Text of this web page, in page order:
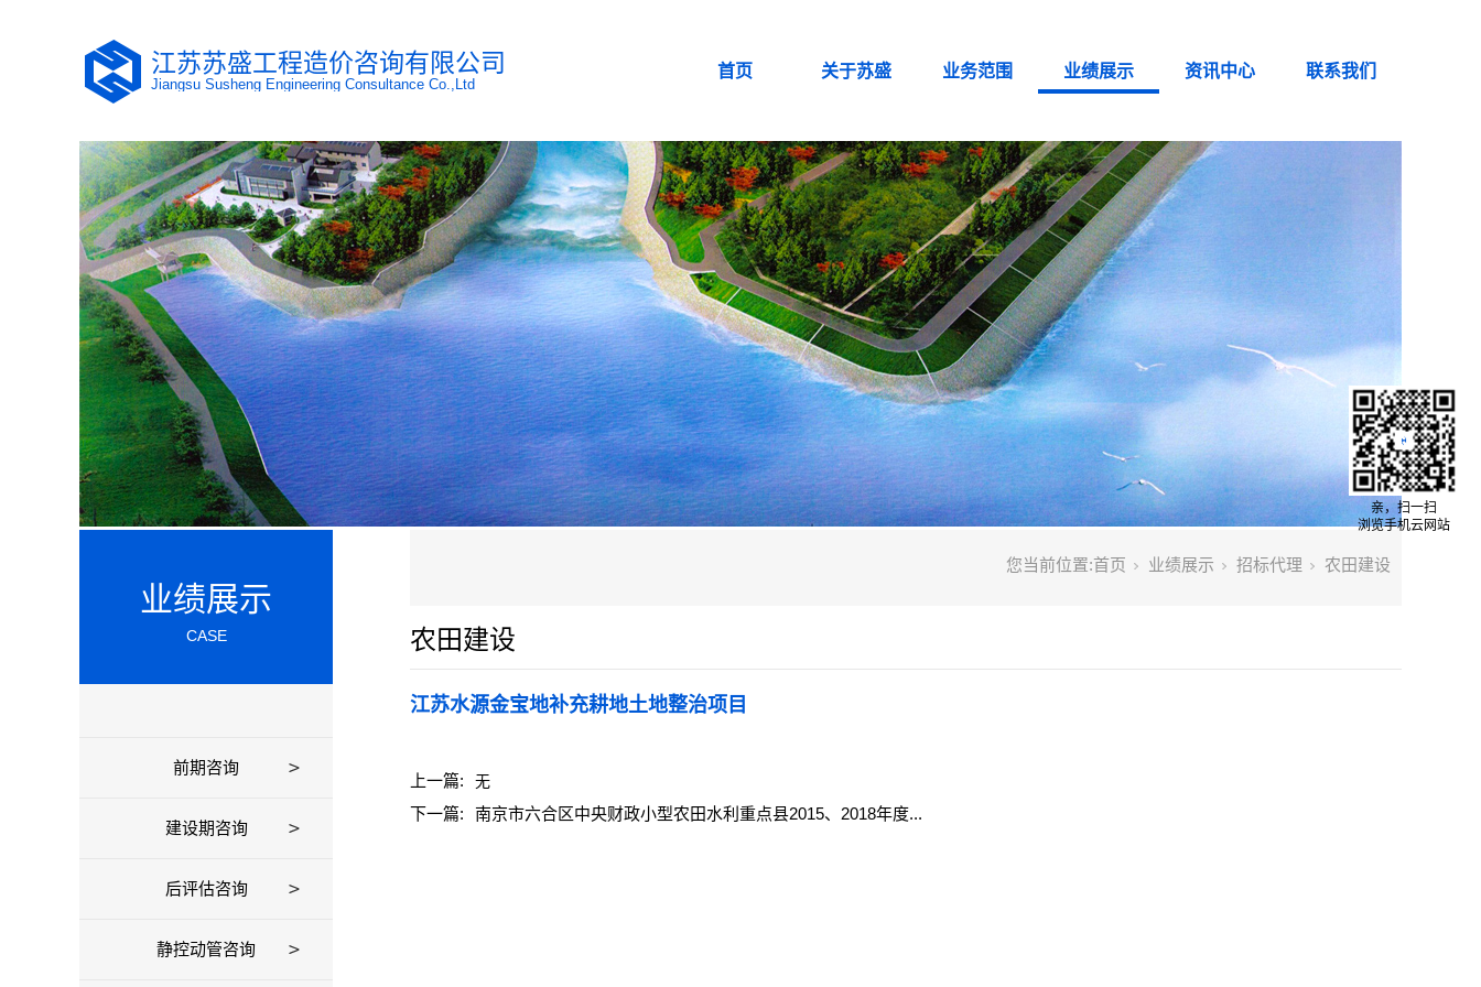
江苏苏盛工程造价咨询有限公司
Jiangsu Susheng Engineering Consultance Co.,Ltd
首页 关于苏盛 业务范围 业绩展示 资讯中心 联系我们
业绩展示
CASE
前期咨询
建设期咨询
后评估咨询
静控动管咨询
您当前位置:首页 业绩展示 招标代理 农田建设
农田建设
江苏水源金宝地补充耕地土地整治项目
上一篇: 无
下一篇: 南京市六合区中央财政小型农田水利重点县2015、2018年度...
亲，扫一扫
浏览手机云网站